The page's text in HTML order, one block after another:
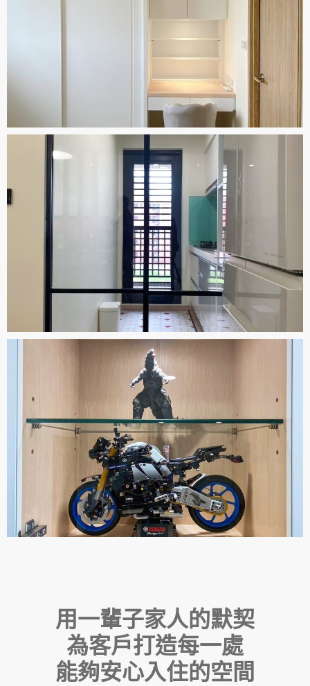
用一輩子家人的默契
為客戶打造每一處
能夠安心入住的空間